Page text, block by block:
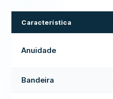
Característica
Anuidade
Bandeira